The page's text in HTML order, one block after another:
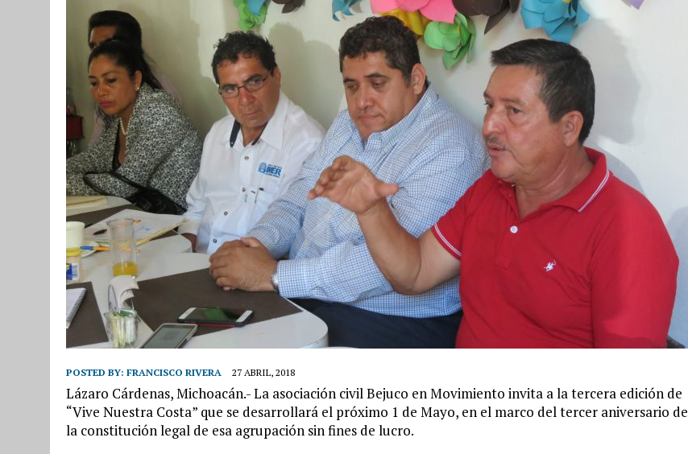
POSTED BY: FRANCISCO RIVERA 27 ABRIL, 2018
Lázaro Cárdenas, Michoacán.- La asociación civil Bejuco en Movimiento invita a la tercera edición de
“Vive Nuestra Costa” que se desarrollará el próximo 1 de Mayo, en el marco del tercer aniversario de
la constitución legal de esa agrupación sin fines de lucro.